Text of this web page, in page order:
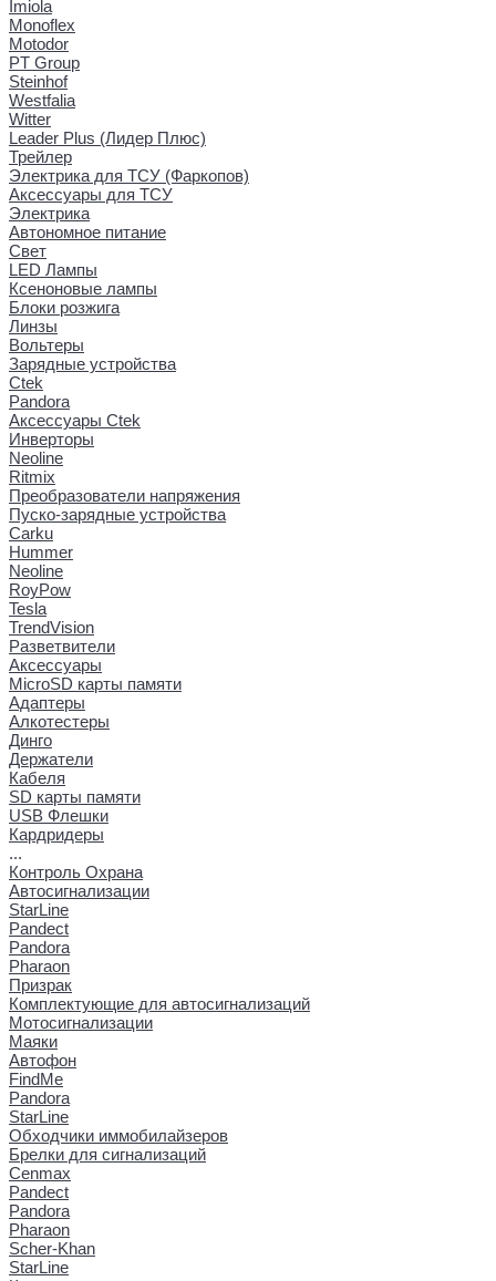
Imiola
Monoflex
Motodor
PT Group
Steinhof
Westfalia
Witter
Leader Plus (Лидер Плюс)
Трейлер
Электрика для ТСУ (Фаркопов)
Аксессуары для ТСУ
Электрика
Автономное питание
Свет
LED Лампы
Ксеноновые лампы
Блоки розжига
Линзы
Вольтеры
Зарядные устройства
Ctek
Pandora
Аксессуары Ctek
Инверторы
Neoline
Ritmix
Преобразователи напряжения
Пуско-зарядные устройства
Carku
Hummer
Neoline
RoyPow
Tesla
TrendVision
Разветвители
Аксессуары
MicroSD карты памяти
Адаптеры
Алкотестеры
Динго
Держатели
Кабеля
SD карты памяти
USB Флешки
Кардридеры
...
Контроль Охрана
Автосигнализации
StarLine
Pandect
Pandora
Pharaon
Призрак
Комплектующие для автосигнализаций
Мотосигнализации
Маяки
Автофон
FindMe
Pandora
StarLine
Обходчики иммобилайзеров
Брелки для сигнализаций
Cenmax
Pandect
Pandora
Pharaon
Scher-Khan
StarLine